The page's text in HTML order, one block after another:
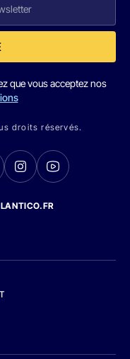
que vous acceptez nos
droits réservés.